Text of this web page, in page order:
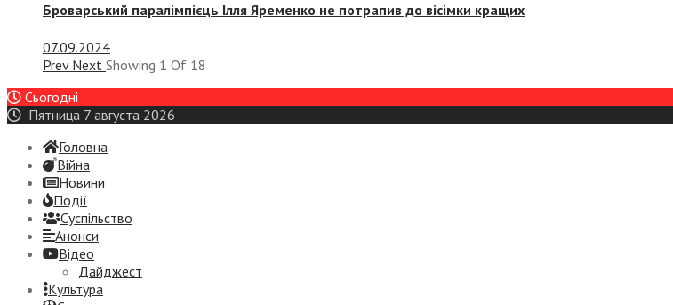
Броварський паралімпієць Ілля Яременко не потрапив до вісімки кращих
07.09.2024
Prev Next Showing 1 Of 18
Сьогодні
Пятница 7 августа 2026
Головна
Війна
Новини
Події
Суспiльство
Анонси
Відео
Дайджест
Культура